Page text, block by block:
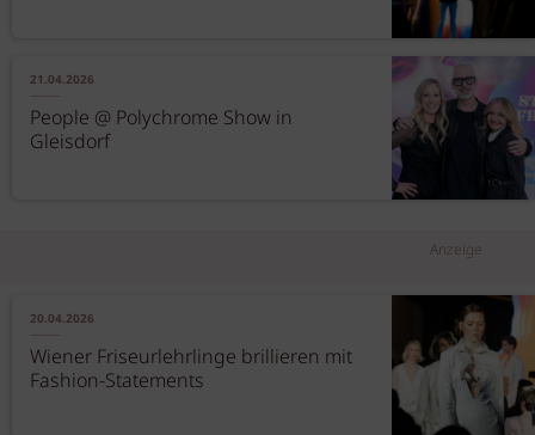
21.04.2026
People @ Polychrome Show in
Gleisdorf
Anzeige
20.04.2026
Wiener Friseurlehrlinge brillieren mit
Fashion-Statements